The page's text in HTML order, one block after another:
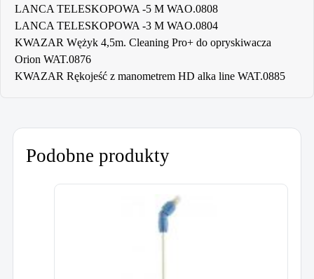
LANCA TELESKOPOWA -5 M WAO.0808
LANCA TELESKOPOWA -3 M WAO.0804
KWAZAR Wężyk 4,5m. Cleaning Pro+ do opryskiwacza
Orion WAT.0876
KWAZAR Rękojeść z manometrem HD alka line WAT.0885
Podobne produkty